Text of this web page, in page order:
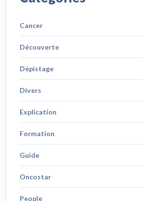
Cancer
Découverte
Dépistage
Divers
Explication
Formation
Guide
Oncostar
People